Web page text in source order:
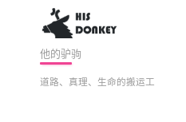
他的驴驹
道路、真理、生命的搬运工